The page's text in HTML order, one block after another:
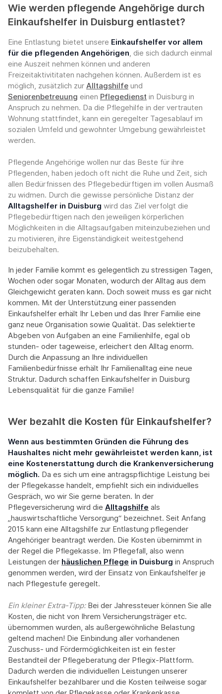
Wie werden pflegende Angehörige durch
Einkaufshelfer in Duisburg entlastet?
Eine Entlastung bietet unsere Einkaufshelfer vor allem
für die pflegenden Angehörigen, die sich dadurch einmal
eine Auszeit nehmen können und anderen
Freizeitaktivititaten nachgehen können. Außerdem ist es
möglich, zusätzlich zur Alltagshilfe und
Seniorenbetreuung einen Pflegedienst in Duisburg in
Anspruch zu nehmen. Da die Pflegehilfe in der vertrauten
Wohnung stattfindet, kann ein geregelter Tagesablauf im
sozialen Umfeld und gewohnter Umgebung gewährleistet
werden.
Pflegende Angehörige wollen nur das Beste für ihre
Pflegenden, haben jedoch oft nicht die Ruhe und Zeit, sich
allen Bedürfnissen des Pflegebedürftigen im vollen Ausmaß
zu widmen. Durch die gewisse persönliche Distanz der
Alltagshelfer in Duisburg wird das Ziel verfolgt die
Pflegebedürftigen nach den jeweiligen körperlichen
Möglichkeiten in die Alltagsaufgaben miteinzubeziehen und
zu motivieren, ihre Eigenständigkeit weitestgehend
beizubehalten.
In jeder Familie kommt es gelegentlich zu stressigen Tagen,
Wochen oder sogar Monaten, wodurch der Alltag aus dem
Gleichgewicht geraten kann. Doch soweit muss es gar nicht
kommen. Mit der Unterstützung einer passenden
Einkaufshelfer erhält Ihr Leben und das Ihrer Familie eine
ganz neue Organisation sowie Qualität. Das selektierte
Abgeben von Aufgaben an eine Familienhilfe, egal ob
stunden- oder tageweise, erleichert den Alltag enorm.
Durch die Anpassung an Ihre individuellen
Familienbedürfnisse erhält Ihr Familienalltag eine neue
Struktur. Dadurch schaffen Einkaufshelfer in Duisburg
Lebensqualität für die ganze Familie!
Wer bezahlt die Kosten für Einkaufshelfer?
Wenn aus bestimmten Gründen die Führung des
Haushaltes nicht mehr gewährleistet werden kann, ist
eine Kostenerstattung durch die Krankenversicherung
möglich. Da es sich um eine antragspflichtige Leistung bei
der Pflegekasse handelt, empfiehlt sich ein individuelles
Gespräch, wo wir Sie gerne beraten. In der
Pflegeversicherung wird die Alltagshilfe als
„hauswirtschaftliche Versorgung“ bezeichnet. Seit Anfang
2015 kann eine Alltagshilfe zur Entlastung pflegender
Angehöriger beantragt werden. Die Kosten übernimmt in
der Regel die Pflegekasse. Im Pflegefall, also wenn
Leistungen der häuslichen Pflege in Duisburg in Anspruch
genommen werden, wird der Einsatz von Einkaufshelfer je
nach Pflegestufe geregelt.
Ein kleiner Extra-Tipp:‍ Bei der Jahressteuer können Sie alle
Kosten, die nicht von Ihrem Versicherungsträger etc.
übernommen wurden, als außergewöhnliche Belastung
geltend machen! Die Einbindung aller vorhandenen
Zuschuss- und Fördermöglichkeiten ist ein fester
Bestandteil der Pflegeberatung der Pflegix-Plattform.
Dadurch werden die individuellen Leistungen unserer
Einkaufshelfer bezahlbarer und die Kosten teilweise sogar